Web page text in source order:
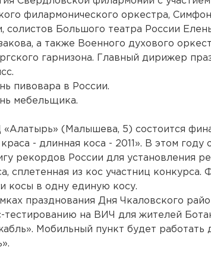
филармонического оркестра,
солистов Большого театра России
а также Военного духового
гарнизона. Главный дирижер
пивовара в России.
мебельщика.
«Алатырь» (Малышева, 5) состоится
- длинная коса - 2011». В этом году
рекордов России для установления
сплетенная из кос участниц конкурса.
косы в одну единую косу.
празднования Дня Чкаловского
тестированию на ВИЧ для жителей
Мобильный пункт будет работать